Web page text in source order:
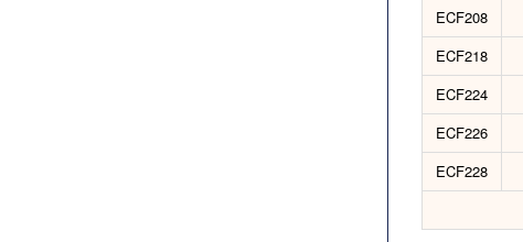
ECF208
ECF218
ECF224
ECF226
ECF228